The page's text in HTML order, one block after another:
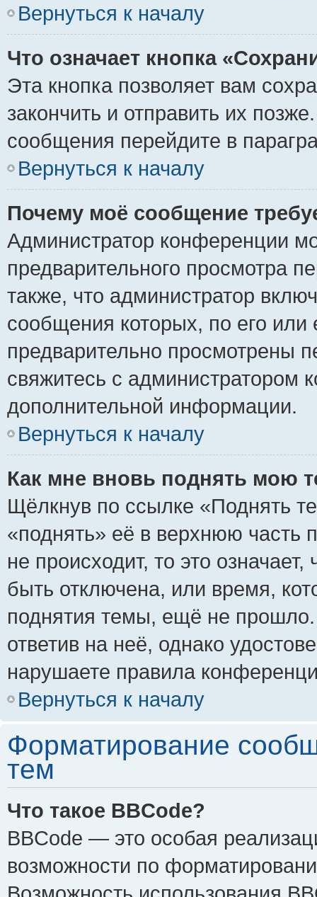
Вернуться к началу
Что означает кнопка
Эта кнопка позволяет вам
закончить и отправить их
сообщения перейдите в
Вернуться к началу
Почему моё сообщение
Администратор конференции
предварительного просмотра
также, что администратор
сообщения которых, по его
предварительно просмотрены
свяжитесь с администратором
дополнительной информации.
Вернуться к началу
Как мне вновь поднять мою
Щёлкнув по ссылке «Поднять
«поднять» её в верхнюю часть
не происходит, то это
быть отключена, или время,
поднятия темы, ещё не
ответив на неё, однако
нарушаете правила
Вернуться к началу
Форматирование
тем
Что такое BBCode?
BBCode — это особая
возможности по